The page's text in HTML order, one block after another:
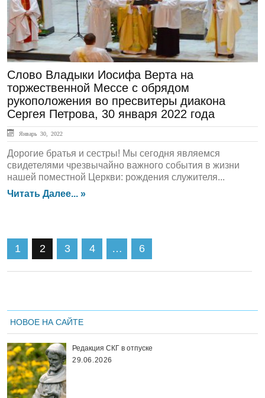
Слово Владыки Иосифа Верта на
торжественной Мессе с обрядом
рукоположения во пресвитеры диакона
Сергея Петрова, 30 января 2022 года
Январь 30, 2022
Дорогие братья и сестры! Мы сегодня являемся
свидетелями чрезвычайно важного события в жизни
нашей поместной Церкви: рождения служителя...
Читать Далее... »
1 2 3 4 … 6
НОВОЕ НА САЙТЕ
Редакция СКГ в отпуске
29.06.2026